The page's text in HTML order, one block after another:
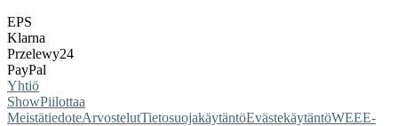
EPS
Klarna
Przelewy24
PayPal
Yhtiö
ShowPiilottaa
MeistätiedoteArvostelutTietosuojakäytäntöEvästekäytäntöWEEE-